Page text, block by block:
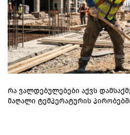
რა ვალდებულებები აქვს
მაღალი ტემპერატურის